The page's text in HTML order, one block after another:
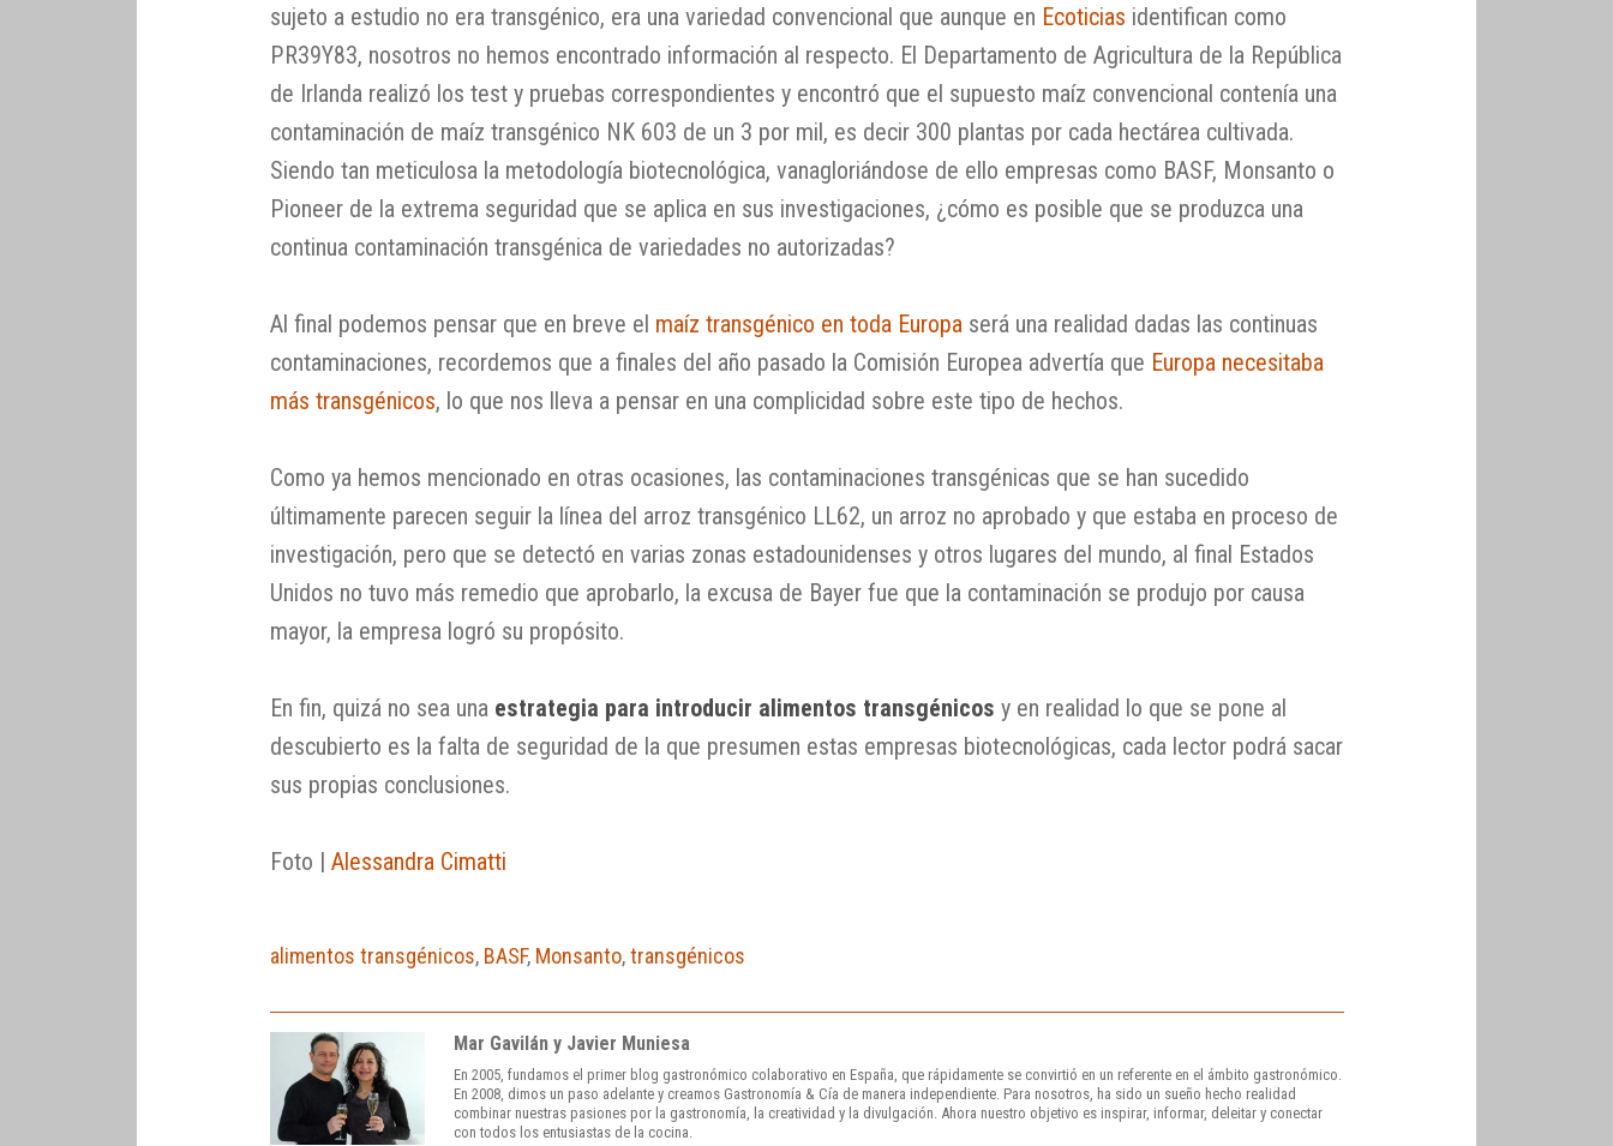
sujeto a estudio no era transgénico, era una variedad convencional que aunque en Ecoticias identifican como
PR39Y83, nosotros no hemos encontrado información al respecto. El Departamento de Agricultura de la República
de Irlanda realizó los test y pruebas correspondientes y encontró que el supuesto maíz convencional contenía una
contaminación de maíz transgénico NK 603 de un 3 por mil, es decir 300 plantas por cada hectárea cultivada.
Siendo tan meticulosa la metodología biotecnológica, vanagloriándose de ello empresas como BASF, Monsanto o
Pioneer de la extrema seguridad que se aplica en sus investigaciones, ¿cómo es posible que se produzca una
continua contaminación transgénica de variedades no autorizadas?
Al final podemos pensar que en breve el maíz transgénico en toda Europaserá una realidad dadas las continuas
contaminaciones, recordemos que a finales del año pasado la Comisión Europea advertía que Europa necesitaba
más transgénicos, lo que nos lleva a pensar en una complicidad sobre este tipo de hechos.
Como ya hemos mencionado en otras ocasiones, las contaminaciones transgénicas que se han sucedido
últimamente parecen seguir la línea del arroz transgénico LL62, un arroz no aprobado y que estaba en proceso de
investigación, pero que se detectó en varias zonas estadounidenses y otros lugares del mundo, al final Estados
Unidos no tuvo más remedio que aprobarlo, la excusa de Bayer fue que la contaminación se produjo por causa
mayor, la empresa logró su propósito.
En fin, quizá no sea una estrategia para introducir alimentos transgénicos y en realidad lo que se pone al
descubierto es la falta de seguridad de la que presumen estas empresas biotecnológicas, cada lector podrá sacar
sus propias conclusiones.
Foto | Alessandra Cimatti
alimentos transgénicos, BASF, Monsanto,transgénicos
Mar Gavilán y Javier Muniesa
En 2005, fundamos el primer blog gastronómico colaborativo en España, que rápidamente se convirtió en un referente en el ámbito gastronómico.
En 2008, dimos un paso adelante y creamos Gastronomía & Cía de manera independiente. Para nosotros, ha sido un sueño hecho realidad
combinar nuestras pasiones por la gastronomía, la creatividad y la divulgación. Ahora nuestro objetivo es inspirar, informar, deleitar y conectar
con todos los entusiastas de la cocina.